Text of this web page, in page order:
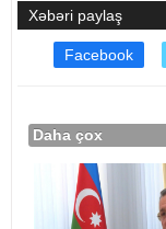
Xəbəri paylaş
Facebook
Daha çox